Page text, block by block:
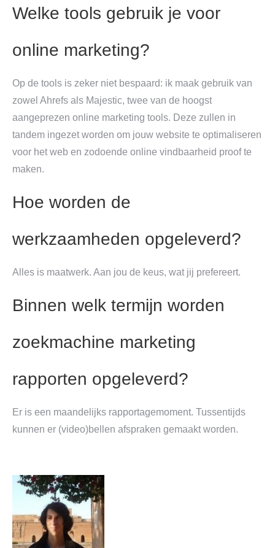
Welke tools gebruik je voor
online marketing?
Op de tools is zeker niet bespaard: ik maak gebruik van
zowel Ahrefs als Majestic, twee van de hoogst
aangeprezen online marketing tools. Deze zullen in
tandem ingezet worden om jouw website te optimaliseren
voor het web en zodoende online vindbaarheid proof te
maken.
Hoe worden de
werkzaamheden opgeleverd?
Alles is maatwerk. Aan jou de keus, wat jij prefereert.
Binnen welk termijn worden
zoekmachine marketing
rapporten opgeleverd?
Er is een maandelijks rapportagemoment. Tussentijds
kunnen er (video)bellen afspraken gemaakt worden.